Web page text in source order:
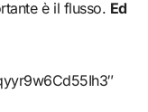
è il flusso. Ed